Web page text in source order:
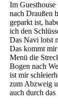
Im
nach Draußen
geparkt ist,
ich den
Das Navi lotst
Das kommt
Menü die
Bogen nach
ist mir
zum Abzweig
auch durch